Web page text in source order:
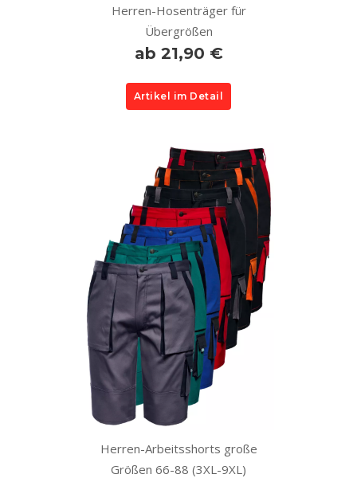
Herren-Hosenträger für
Übergrößen
ab 21,90 €
Artikel im Detail
Herren-Arbeitsshorts große
Größen 66-88 (3XL-9XL)